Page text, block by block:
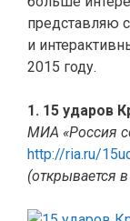
представляю
и
2015 году.
1. 15 ударов
МИА «Россия
http://ria.ru/
(открывается